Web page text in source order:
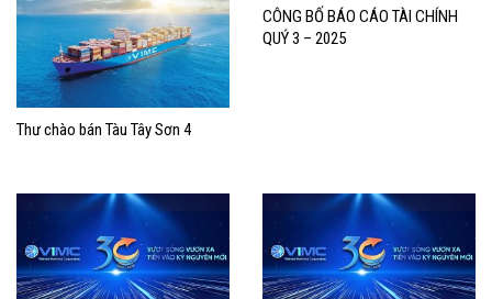
Thư chào bán Tàu Tây Sơn 4
CÔNG BỐ BÁO CÁO TÀI CHÍNH
QUÝ 3 – 2025